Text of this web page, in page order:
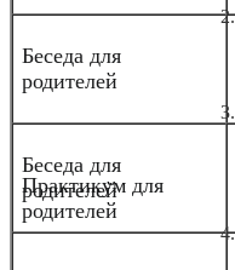
Практикум для
родителей
Беседа для
родителей
Беседа для
родителей